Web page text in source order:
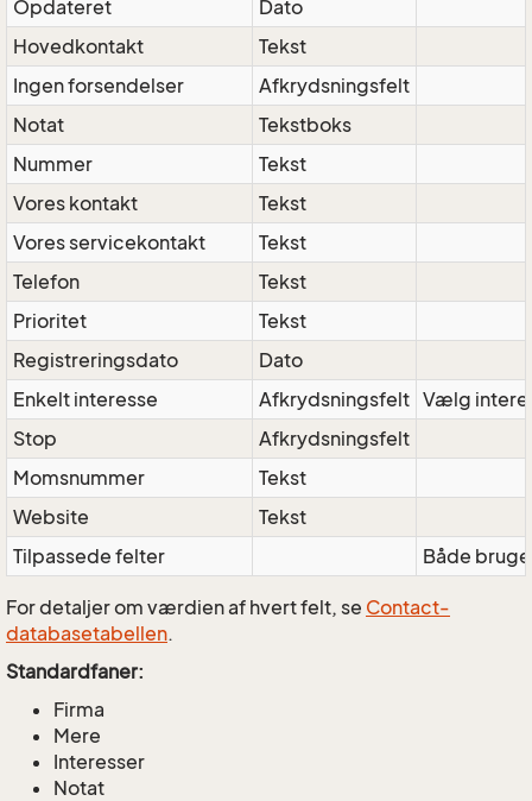
Opdateret
Dato
Hovedkontakt
Tekst
Ingen forsendelser
Afkrydsningsfelt
Notat
Tekstboks
Nummer
Tekst
Vores kontakt
Tekst
Vores servicekontakt
Tekst
Telefon
Tekst
Prioritet
Tekst
Registreringsdato
Dato
Enkelt interesse
Afkrydsningsfelt Vælg
Stop
Afkrydsningsfelt
Momsnummer
Tekst
Website
Tekst
Tilpassede felter
Både
For detaljer om værdien af hvert felt, se Contact-
databasetabellen.
Standardfaner:
Firma
Mere
Interesser
Notat